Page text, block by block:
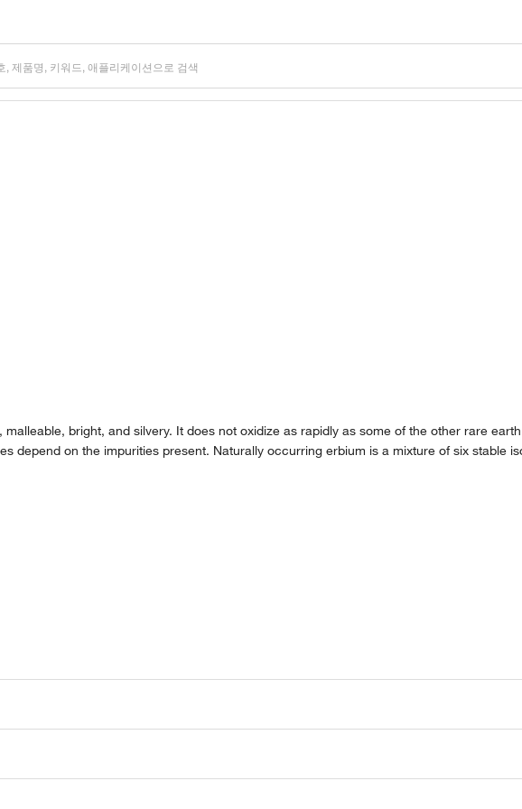
malleable, bright, and silvery. It does not oxidize as rapidly as some of the other rare
depend on the impurities present. Naturally occurring erbium is a mixture of six stable